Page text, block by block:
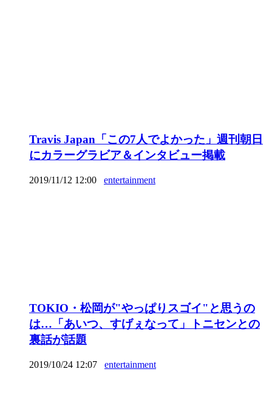
Travis Japan「この7人でよかった」週刊朝日
にカラーグラビア＆インタビュー掲載
2019/11/12 12:00 entertainment
TOKIO・松岡が"やっぱりスゴイ"と思うの
は…「あいつ、すげぇなって」トニセンとの
裏話が話題
2019/10/24 12:07 entertainment